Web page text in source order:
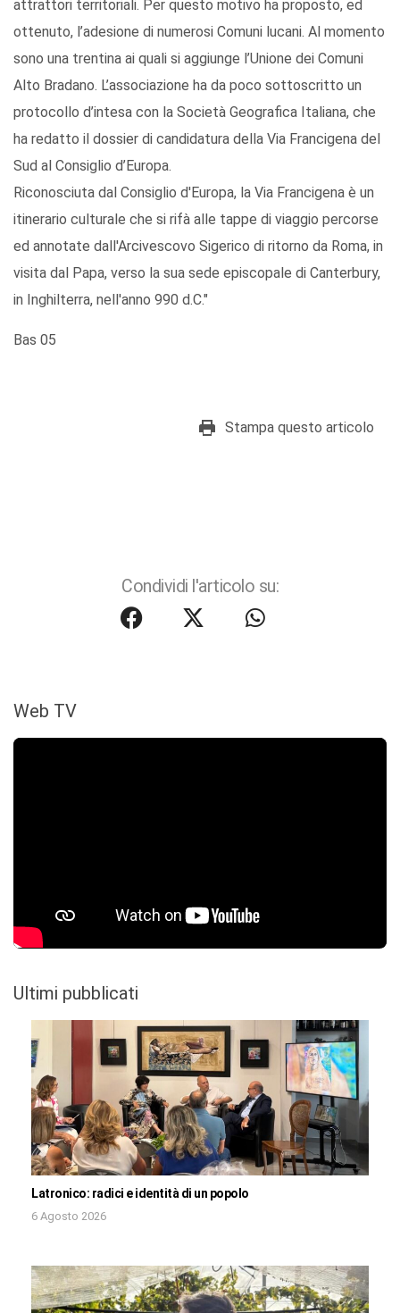
attrattori territoriali. Per questo motivo ha proposto, ed
ottenuto, l’adesione di numerosi Comuni lucani. Al momento
sono una trentina ai quali si aggiunge l’Unione dei Comuni
Alto Bradano. L’associazione ha da poco sottoscritto un
protocollo d’intesa con la Società Geografica Italiana, che
ha redatto il dossier di candidatura della Via Francigena del
Sud al Consiglio d’Europa.
Riconosciuta dal Consiglio d'Europa, la Via Francigena è un
itinerario culturale che si rifà alle tappe di viaggio percorse
ed annotate dall'Arcivescovo Sigerico di ritorno da Roma, in
visita dal Papa, verso la sua sede episcopale di Canterbury,
in Inghilterra, nell'anno 990 d.C."
Bas 05
Stampa questo articolo
Condividi l'articolo su:
Web TV
Ultimi pubblicati
Latronico: radici e identità di un popolo
6 Agosto 2026